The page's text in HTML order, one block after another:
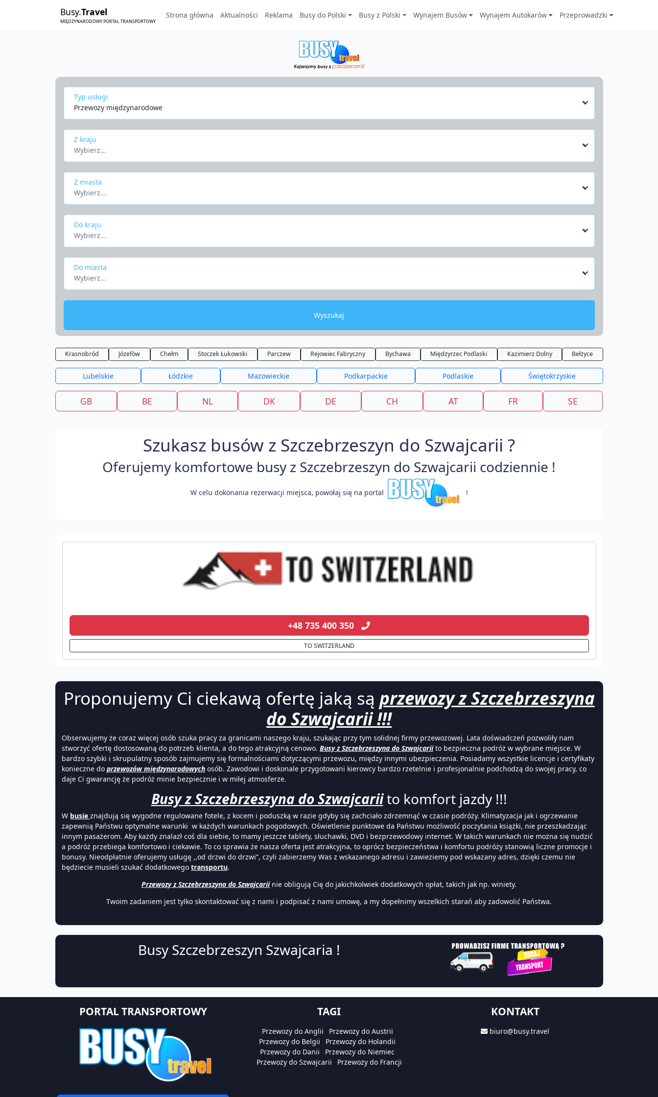
Busy.Travel
MIĘDZYNARODOWY PORTAL TRANSPORTOWY
Strona główna Aktualności Reklama Busy do Polski Busy z Polski Wynajem Busów Wynajem Autokarów Przeprowadzki
Typ usługi
Przewozy międzynarodowe
Z kraju
Wybierz...
Z miasta
Wybierz...
Do kraju
Wybierz...
Do miasta
Wybierz...
Wyszukaj
Krasnobród Józefów Chełm Stoczek Łukowski Parczew Rejowiec Fabryczny Bychawa Międzyrzec Podlaski Kazimierz Dolny Bełżyce
Lubelskie Łódzkie Mazowieckie Podkarpackie Podlaskie Świętokrzyskie
GB BE NL DK DE CH AT FR SE
Szukasz busów z Szczebrzeszyn do Szwajcarii ?
Oferujemy komfortowe busy z Szczebrzeszyn do Szwajcarii codziennie !
W celu dokonania rezerwacji miejsca, powołaj się na portal !
+48 735 400 350
TO SWITZERLAND
Proponujemy Ci ciekawą ofertę jaką są przewozy z Szczebrzeszyna
do Szwajcarii !!!
Obserwujemy że coraz więcej osób szuka pracy za granicami naszego kraju, szukając przy tym solidnej firmy przewozowej. Lata doświadczeń pozwoliły nam
stworzyć ofertę dostosowaną do potrzeb klienta, a do tego atrakcyjną cenowo. Busy z Szczebrzeszyna do Szwajcariito bezpieczna podróż w wybrane miejsce. W
bardzo szybki i skrupulatny sposób zajmujemy się formalnościami dotyczącymi przewozu, między innymi ubezpieczenia. Posiadamy wszystkie licencje i certyfikaty
konieczne do przewozów międzynarodowych osób. Zawodowi i doskonale przygotowani kierowcy bardzo rzetelnie i profesjonalnie podchodzą do swojej pracy, co
daje Ci gwarancję że podróż minie bezpiecznie i w miłej atmosferze.
Busy z Szczebrzeszyna do Szwajcariito komfort jazdy !!!
W busie znajdują się wygodne regulowane fotele, z kocem i poduszką w razie gdyby się zachciało zdrzemnąć w czasie podróży. Klimatyzacja jak i ogrzewanie
zapewnią Państwu optymalne warunki w każdych warunkach pogodowych. Oświetlenie punktowe da Państwu możliwość poczytania książki, nie przeszkadzając
innym pasażerom. Aby każdy znalazł coś dla siebie, to mamy jeszcze tablety, słuchawki, DVD i bezprzewodowy internet. W takich warunkach nie można się nudzić
a podróż przebiega komfortowo i ciekawie. To co sprawia że nasza oferta jest atrakcyjna, to oprócz bezpieczeństwa i komfortu podróży stanowią liczne promocje i
bonusy. Nieodpłatnie oferujemy usługę ,,od drzwi do drzwi”, czyli zabierzemy Was z wskazanego adresu i zawieziemy pod wskazany adres, dzięki czemu nie
będziecie musieli szukać dodatkowego transportu.
Przewozy z Szczebrzeszyna do Szwajcariinie obligują Cię do jakichkolwiek dodatkowych opłat, takich jak np. winiety.
Twoim zadaniem jest tylko skontaktować się z nami i podpisać z nami umowę, a my dopełnimy wszelkich starań aby zadowolić Państwa.
Busy Szczebrzeszyn Szwajcaria !
PORTAL TRANSPORTOWY TAGI
Przewozy do Anglii
Przewozy do Austrii
Przewozy do Belgii
Przewozy do Holandii
Przewozy do Danii
Przewozy do Niemiec
Przewozy do Szwajcarii
Przewozy do Francji
KONTAKT
biuro@busy.travel